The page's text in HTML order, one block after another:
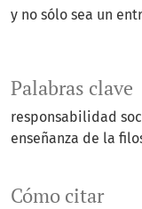
Palabras clave
responsabilidad
enseñanza de la
Cómo citar
y no sólo sea un